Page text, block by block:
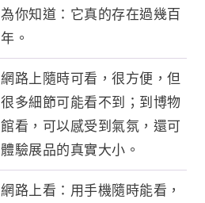
為你知道：它真的存在過幾百
年。
網路上隨時可看，很方便，但
很多細節可能看不到；到博物
館看，可以感受到氣氛，還可
體驗展品的真實大小。
網路上看：用手機隨時能看，